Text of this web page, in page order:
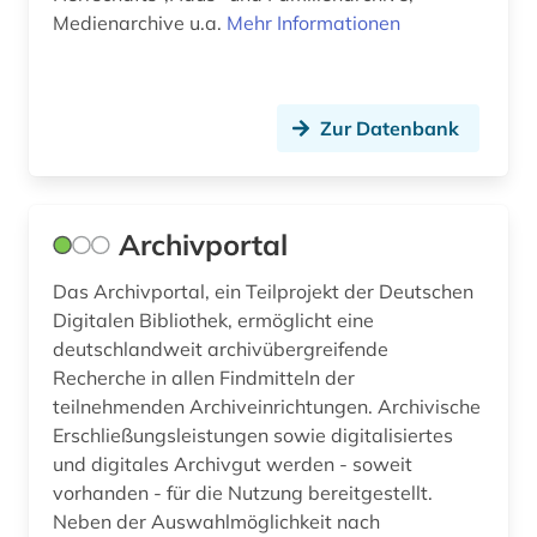
geschichte &lt;1400-1600&gt; (1)
geschichte 1073-1085 (1)
geschichte 1450-1700 (1)
geschichte 1450-1900 (1)
geschichte 1480-1900 (1)
geschichte 1500 – 1800 (1)
geschichte 1501-1600 (1)
Medienarchive u.a. Mehr Informationen
Zur Datenbank
Archivportal
Das Archivportal, ein Teilprojekt der Deutschen
Digitalen Bibliothek, ermöglicht eine
deutschlandweit archivübergreifende
Recherche in allen Findmitteln der
teilnehmenden Archiveinrichtungen. Archivische
Erschließungsleistungen sowie digitalisiertes
und digitales Archivgut werden - soweit
vorhanden - für die Nutzung bereitgestellt.
Neben der Auswahlmöglichkeit nach